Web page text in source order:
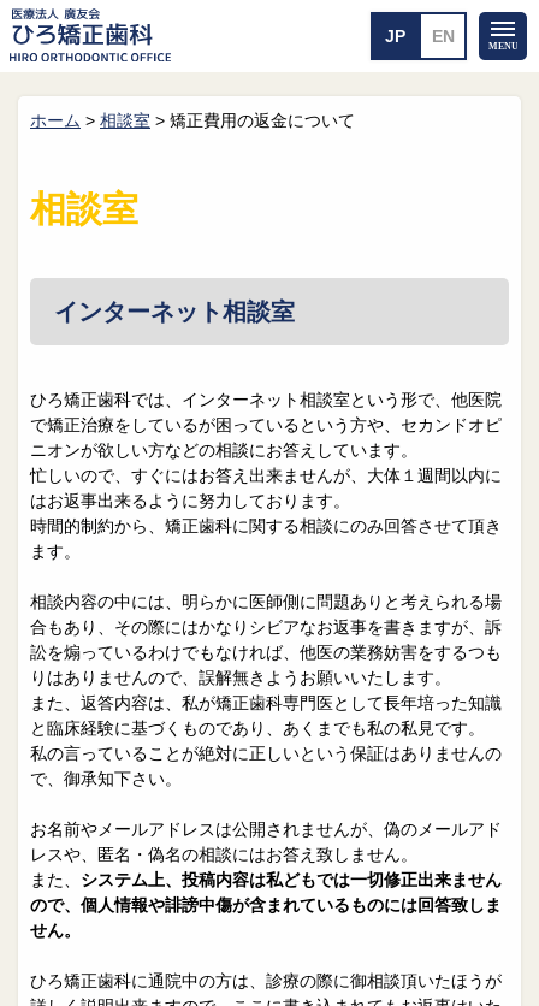
ホーム 矯正治療について
院長紹介
メール送信 相談室
皆さんの声 求人
院長日誌 治療相談
スタッフブログ サイトマップ
0263-54-6622
MAILはこちら
ホーム > 相談室 > 矯正費用の返金について
相談室
インターネット相談室
ひろ矯正歯科では、インターネット相談室という形で、他医院
で矯正治療をしているが困っているという方や、セカンドオピ
ニオンが欲しい方などの相談にお答えしています。
忙しいので、すぐにはお答え出来ませんが、大体１週間以内に
はお返事出来るように努力しております。
時間的制約から、矯正歯科に関する相談にのみ回答させて頂き
ます。
相談内容の中には、明らかに医師側に問題ありと考えられる場
合もあり、その際にはかなりシビアなお返事を書きますが、訴
訟を煽っているわけでもなければ、他医の業務妨害をするつも
りはありませんので、誤解無きようお願いいたします。
また、返答内容は、私が矯正歯科専門医として長年培った知識
と臨床経験に基づくものであり、あくまでも私の私見です。
私の言っていることが絶対に正しいという保証はありませんの
で、御承知下さい。
お名前やメールアドレスは公開されませんが、偽のメールアド
レスや、匿名・偽名の相談にはお答え致しません。
また、 システム上、投稿内容は私どもでは一切修正出来ません
ので、個人情報や誹謗中傷が含まれているものには回答致しま
せん。
ひろ矯正歯科に通院中の方は、診療の際に御相談頂いたほうが